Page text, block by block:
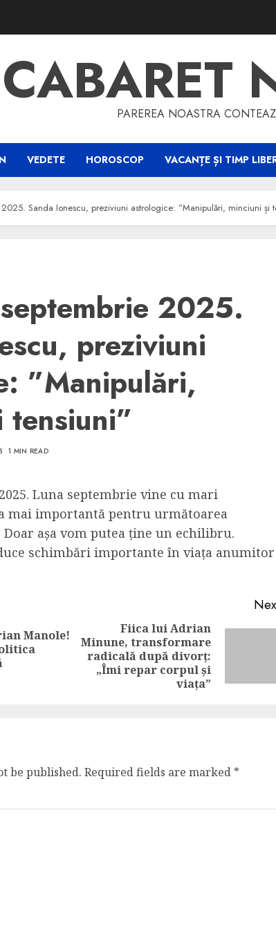
CABARET
PAREREA NOASTRA
VEDETE HOROSCOP VACANȚE ȘI TIMP
Sanda Ionescu, preziviuni astrologice: ”Manipulări, minciuni și
2025.
preziviuni
”Manipulări,
tensiuni”
1 MIN READ
Luna septembrie vine cu mari
mai importantă pentru următoarea
Doar așa vom putea ține un echilibru.
schimbări importante în viața anumitor
Previous
post:
Manole!
Next
post:
Fiica lui Adrian
Minune, transformare
radicală după divorț:
„Îmi repar corpul și
viața”
be published. Required fields are marked *